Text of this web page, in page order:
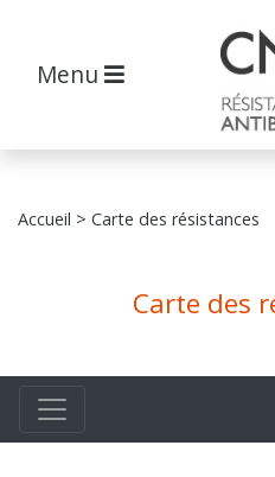
Menu
Accueil > Carte des résistances
Carte des